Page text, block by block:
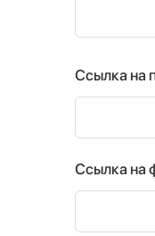
Ссылка на
Ссылка на